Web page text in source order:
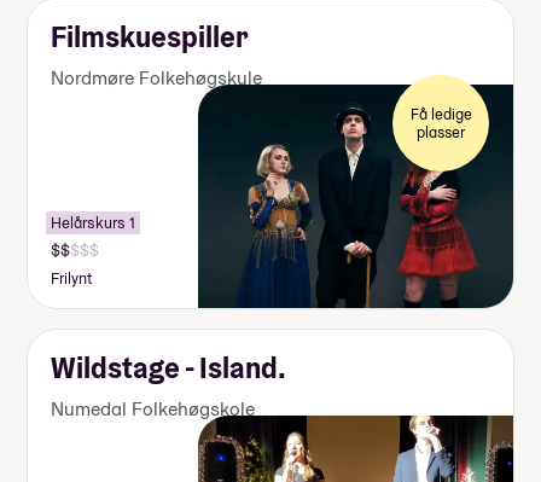
Filmskuespiller
Nordmøre Folkehøgskule
Få ledige
plasser
Helårskurs 1
Frilynt
Wildstage - Island.
Numedal Folkehøgskole